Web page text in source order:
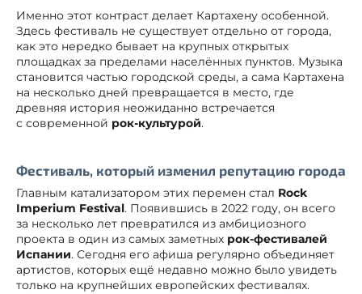
Именно этот контраст делает Картахену особенной.
Здесь фестиваль не существует отдельно от города,
как это нередко бывает на крупных открытых
площадках за пределами населённых пунктов. Музыка
становится частью городской среды, а сама Картахена
на несколько дней превращается в место, где
древняя история неожиданно встречается
с современной рок-культурой.
Фестиваль, который изменил репутацию города
Главным катализатором этих перемен стал Rock
Imperium Festival. Появившись в 2022 году, он всего
за несколько лет превратился из амбициозного
проекта в один из самых заметных рок-фестивалей
Испании. Сегодня его афиша регулярно объединяет
артистов, которых ещё недавно можно было увидеть
только на крупнейших европейских фестивалях.